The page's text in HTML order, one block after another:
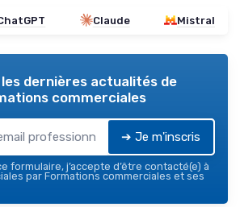
Claude Mistral
dernières actualités de
commerciales
➔ Je m'inscris
formulaire, j’accepte d’être contacté(e) à
par Formations commerciales et ses